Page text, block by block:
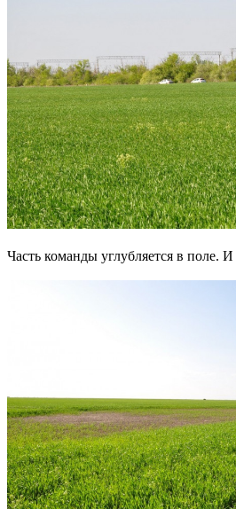
Часть команды углубляется в поле. И